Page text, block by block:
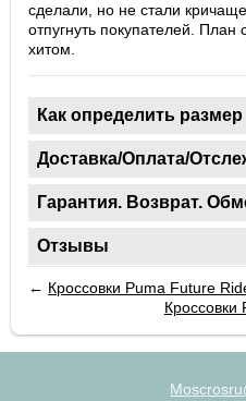
сделали, но не стали
отпугнуть покупателей. План
хитом.
Как определить размер
Доставка/Оплата/
Гарантия. Возврат.
Отзывы
← Кроссовки Puma Future
Кроссовки